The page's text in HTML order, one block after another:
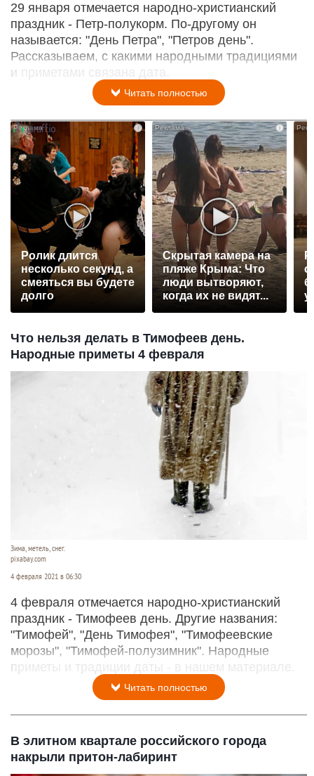
29 января отмечается народно-христианский
праздник - Петр-полукорм. По-другому он
называется: "День Петра", "Петров день".
Рассказываем, с какими народными традициями
и приметами связана дата.
Читать полностью
i
Ролик длится
несколько секунд, а
смеяться вы будете
долго
i
Скрытая камера на
пляже Крыма: Что
люди вытворяют,
когда их не видят...
Что нельзя делать в Тимофеев день.
Народные приметы 4 февраля
Зима, метель, снег.
pixabay.com
4 февраля 2021 в 06:30
4 февраля отмечается народно-христианский
праздник - Тимофеев день. Другие названия:
"Тимофей", "День Тимофея", "Тимофеевские
морозы", "Тимофей-полузимник". Народные
приметы и традиции даты - в нашем материале.
Читать полностью
В элитном квартале российского города
накрыли притон-лабиринт